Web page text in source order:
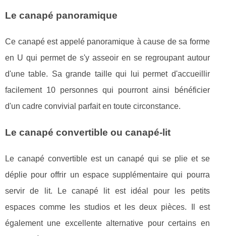
Le canapé panoramique
Ce canapé est appelé panoramique à cause de sa forme
en U qui permet de s'y asseoir en se regroupant autour
d'une table. Sa grande taille qui lui permet d'accueillir
facilement 10 personnes qui pourront ainsi bénéficier
d'un cadre convivial parfait en toute circonstance.
Le canapé convertible ou canapé-lit
Le canapé convertible est un canapé qui se plie et se
déplie pour offrir un espace supplémentaire qui pourra
servir de lit. Le canapé lit est idéal pour les petits
espaces comme les studios et les deux pièces. Il est
également une excellente alternative pour certains en